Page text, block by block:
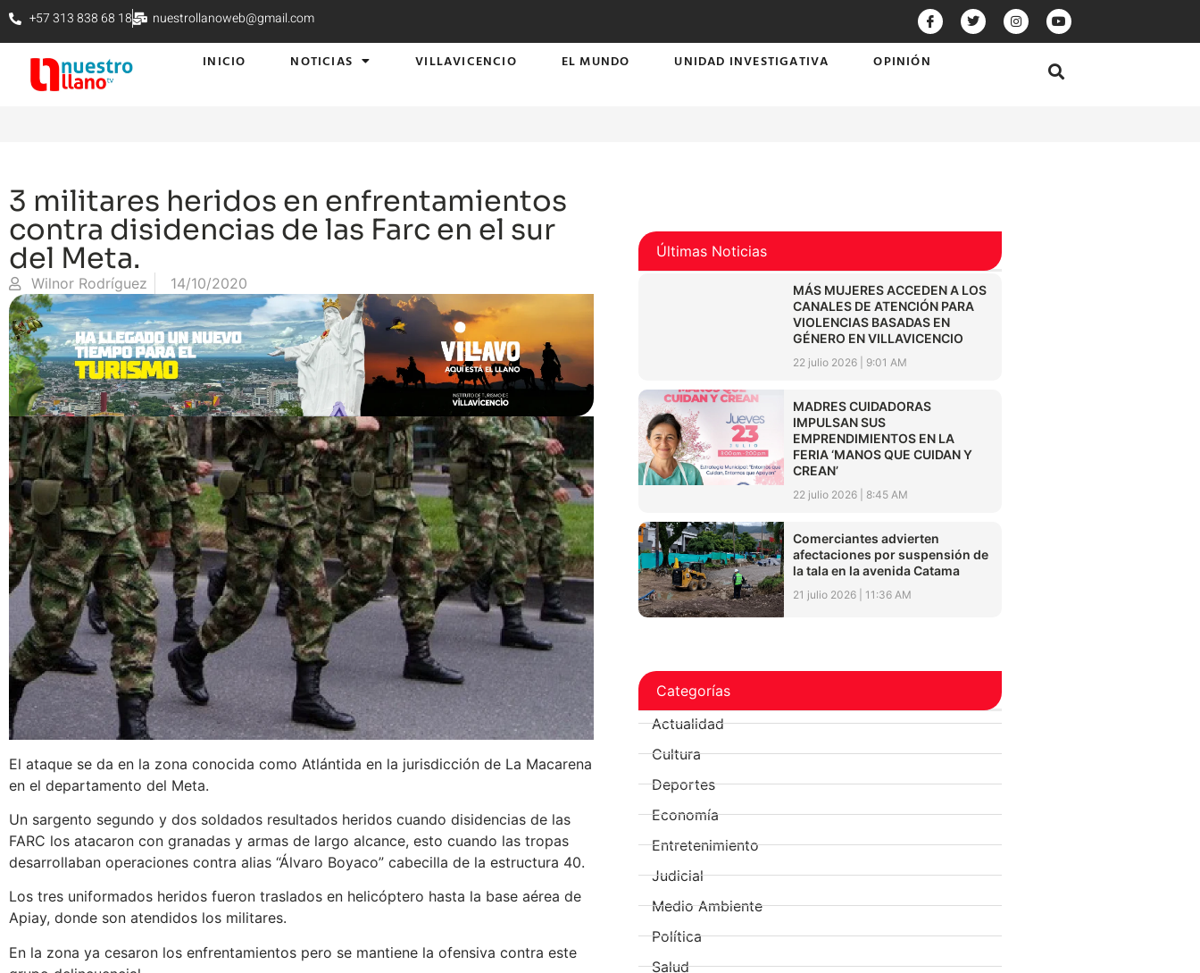
+57 313 838 68 18 nuestrollanoweb@gmail.com
INICIO NOTICIAS VILLAVICENCIO EL MUNDO UNIDAD INVESTIGATIVA OPINIÓN
3 militares heridos en enfrentamientos
contra disidencias de las Farc en el sur
del Meta.
Wilnor Rodríguez 14/10/2020
El ataque se da en la zona conocida como Atlántida en la jurisdicción de La Macarena
en el departamento del Meta.
Un sargento segundo y dos soldados resultados heridos cuando disidencias de las
FARC los atacaron con granadas y armas de largo alcance, esto cuando las tropas
desarrollaban operaciones contra alias “Álvaro Boyaco” cabecilla de la estructura 40.
Los tres uniformados heridos fueron traslados en helicóptero hasta la base aérea de
Apiay, donde son atendidos los militares.
En la zona ya cesaron los enfrentamientos pero se mantiene la ofensiva contra este
Últimas Noticias
MÁS MUJERES ACCEDEN A LOS
CANALES DE ATENCIÓN PARA
VIOLENCIAS BASADAS EN
GÉNERO EN VILLAVICENCIO
22 julio 2026 9:01 AM
MADRES CUIDADORAS
IMPULSAN SUS
EMPRENDIMIENTOS EN LA
FERIA ‘MANOS QUE CUIDAN Y
CREAN’
22 julio 2026 8:45 AM
Comerciantes advierten
afectaciones por suspensión de
la tala en la avenida Catama
21 julio 2026 11:36 AM
Categorías
Actualidad
Cultura
Deportes
Economía
Entretenimiento
Judicial
Medio Ambiente
Política
Salud